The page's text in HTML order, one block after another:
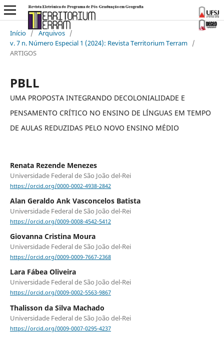
Início / Arquivos /
v. 7 n. Número Especial 1 (2024): Revista Territorium Terram /
ARTIGOS
PBLL
UMA PROPOSTA INTEGRANDO DECOLONIALIDADE E
PENSAMENTO CRÍTICO NO ENSINO DE LÍNGUAS EM TEMPO
DE AULAS REDUZIDAS PELO NOVO ENSINO MÉDIO
Renata Rezende Menezes
Universidade Federal de São João del-Rei
https://orcid.org/0000-0002-4938-2842
Alan Geraldo Ank Vasconcelos Batista
Universidade Federal de São João del-Rei
https://orcid.org/0009-0008-4542-5412
Giovanna Cristina Moura
Universidade Federal de São João del-Rei
https://orcid.org/0009-0009-7667-2368
Lara Fábea Oliveira
Universidade Federal de São João del-Rei
https://orcid.org/0009-0002-5563-9867
Thalisson da Silva Machado
Universidade Federal de São João del-Rei
https://orcid.org/0009-0007-0295-4237